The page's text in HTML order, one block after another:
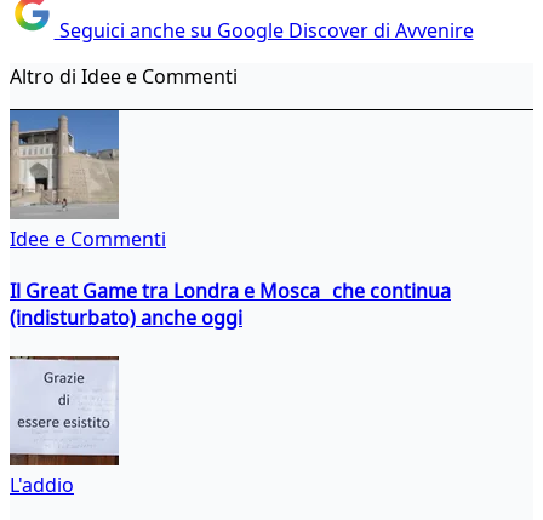
Seguici anche su Google Discover di Avvenire
Altro di Idee e Commenti
Idee e Commenti
Il Great Game tra Londra e Mosca che continua
(indisturbato) anche oggi
L'addio